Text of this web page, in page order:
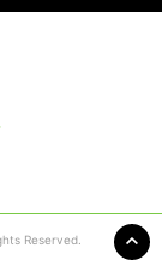
Reserved.